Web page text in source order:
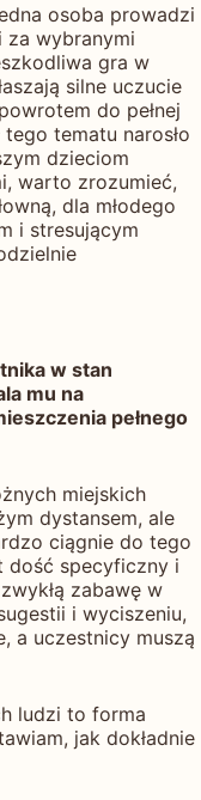
osoba prowadzi
wybranymi
gra w
silne uczucie
do pełnej
tematu narosło
dzieciom
warto zrozumieć,
dla młodego
i stresującym
w stan
mu na
pełnego
miejskich
dystansem, ale
ciągnie do tego
dość specyficzny i
zabawę w
i wyciszeniu,
a uczestnicy muszą
ludzi to forma
jak dokładnie